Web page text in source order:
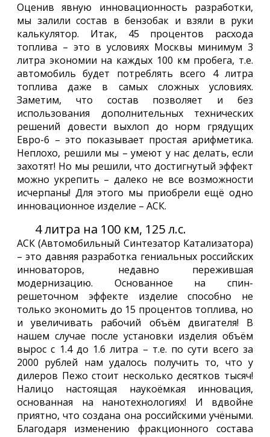
Оценив явную инновационность разработки,
мы залили состав в бензобак и взяли в руки
калькулятор. Итак, 45 процентов расхода
топлива – это в условиях Москвы минимум 3
литра экономии на каждых 100 км пробега, т.е.
автомобиль будет потреблять всего 4 литра
топлива даже в самых сложных условиях.
Заметим, что состав позволяет и без
использования дополнительных технических
решений довести выхлоп до норм грядущих
Евро-6 – это показывает простая арифметика.
Неплохо, решили мы – умеют у нас делать, если
захотят! Но мы решили, что достигнутый эффект
можно укрепить – далеко не все возможности
исчерпаны! Для этого мы приобрели ещё одно
инновационное изделие – АСК.
4 литра на 100 км, 125 л.с.
АСК (Автомобильный Синтезатор Катализатора)
– это давняя разработка гениальных российских
инноваторов, недавно пережившая
модернизацию. Основанное на спин-
решеточном эффекте изделие способно не
только экономить до 15 процентов топлива, но
и увеличивать рабочий объём двигателя! В
нашем случае после установки изделия объём
вырос с 1.4 до 1.6 литра – т.е. по сути всего за
2000 рублей нам удалось получить то, что у
дилеров Пежо стоит несколько десятков тысяч!
Налицо настоящая наукоёмкая инновация,
основанная на нанотехнологиях! И вдвойне
приятно, что создана она российскими учёными.
Благодаря изменению фракционного состава